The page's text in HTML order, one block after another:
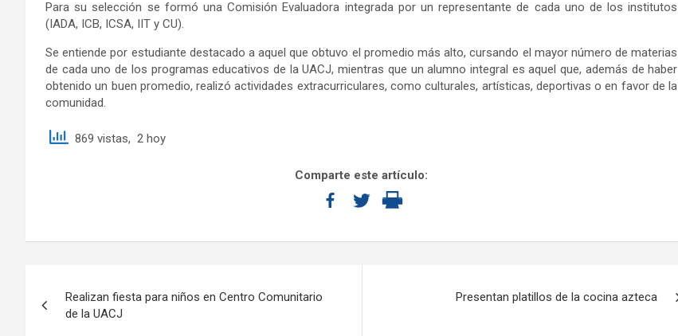
Para su selección se formó una Comisión Evaluadora integrada por un representante de cada uno de los institutos
(IADA, ICB, ICSA, IIT y CU).
Se entiende por estudiante destacado a aquel que obtuvo el promedio más alto, cursando el mayor número de materias
de cada uno de los programas educativos de la UACJ, mientras que un alumno integral es aquel que, además de haber
obtenido un buen promedio, realizó actividades extracurriculares, como culturales, artísticas, deportivas o en favor de la
comunidad.
869 vistas, 2 hoy
Comparte este artículo:
Realizan fiesta para niños en Centro Comunitario
de la UACJ
Presentan platillos de la cocina azteca